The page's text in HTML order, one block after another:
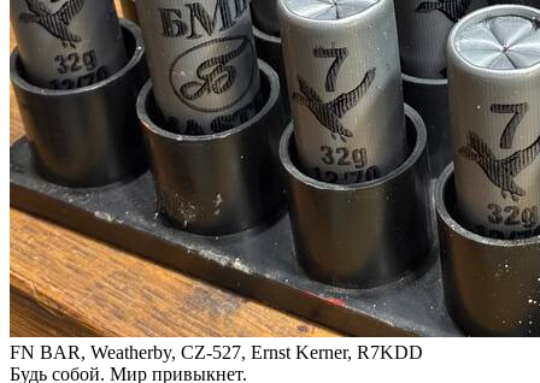
FN BAR, Weatherby, CZ-527, Ernst Kerner, R7KDD
Будь собой. Мир привыкнет.